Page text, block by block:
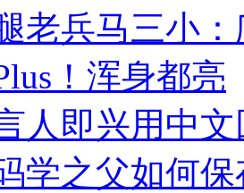
老兵马三小
！浑身都亮
人即兴用中
学之父如何